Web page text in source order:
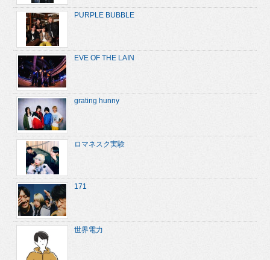
PURPLE BUBBLE
EVE OF THE LAIN
grating hunny
ロマネスク実験
171
世界電力